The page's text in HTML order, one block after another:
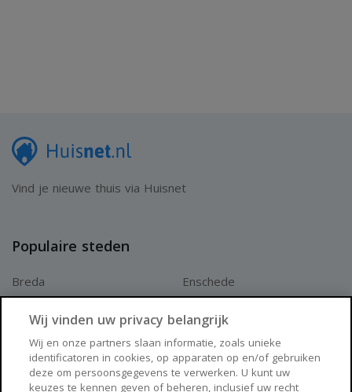
Vind je nieuwe thuis via Huisnet
Populaire steden
Breda
Arnhem
Enschede
Zwolle
Wij vinden uw privacy belangrijk
Wij en onze partners slaan informatie, zoals unieke
identificatoren in cookies, op apparaten op en/of gebruiken
deze om persoonsgegevens te verwerken. U kunt uw
keuzes te kennen geven of beheren, inclusief uw recht